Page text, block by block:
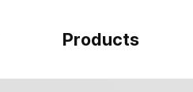
Products